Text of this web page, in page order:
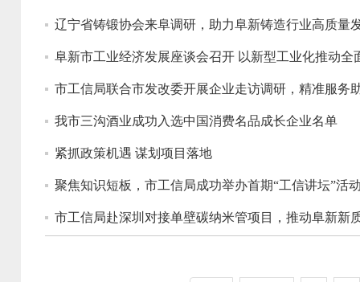
辽宁省铸锻协会来阜调研，助力阜新铸造行业高质量
阜新市工业经济发展座谈会召开 以新型工业化推动全
市工信局联合市发改委开展企业走访调研，精准服务
我市三沟酒业成功入选中国消费名品成长企业名单
紧抓政策机遇 谋划项目落地
聚焦知识短板，市工信局成功举办首期“工信讲坛”活
市工信局赴深圳对接单壁碳纳米管项目，推动阜新新